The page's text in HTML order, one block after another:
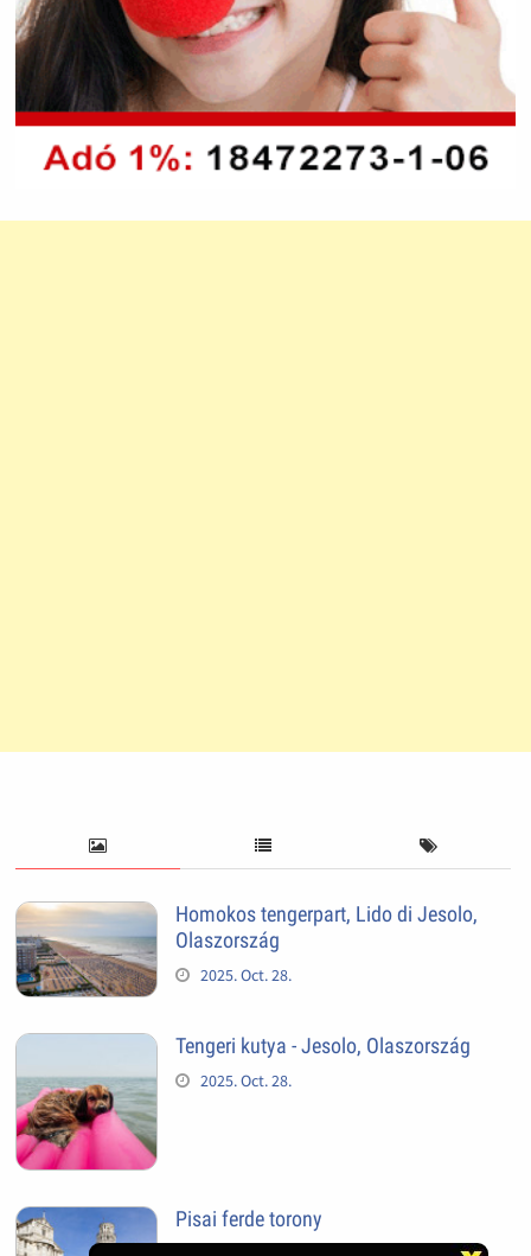
Homokos tengerpart, Lido di Jesolo,
Olaszország
2025. Oct. 28.
Tengeri kutya - Jesolo, Olaszország
2025. Oct. 28.
Pisai ferde torony